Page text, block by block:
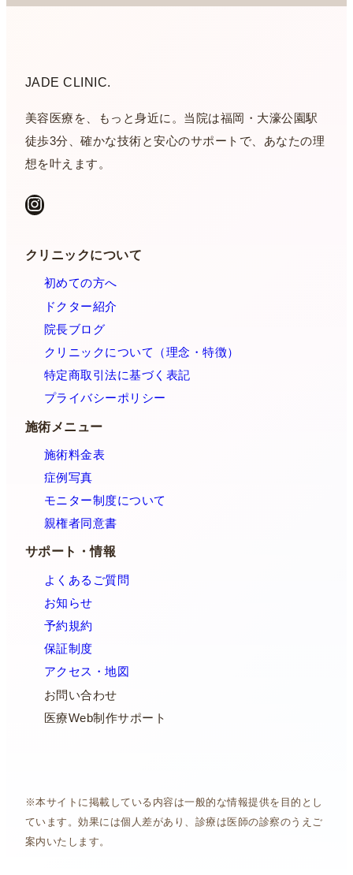
JADE CLINIC.
美容医療を、もっと身近に。当院は福岡・大濠公園駅
徒歩3分、確かな技術と安心のサポートで、あなたの理
想を叶えます。
Instagram
クリニックについて
初めての方へ
ドクター紹介
院長ブログ
クリニックについて（理念・特徴）
特定商取引法に基づく表記
プライバシーポリシー
施術メニュー
施術料金表
症例写真
モニター制度について
親権者同意書
サポート・情報
よくあるご質問
お知らせ
予約規約
保証制度
アクセス・地図
お問い合わせ
医療Web制作サポート
※本サイトに掲載している内容は一般的な情報提供を目的とし
ています。効果には個人差があり、診療は医師の診察のうえご
案内いたします。